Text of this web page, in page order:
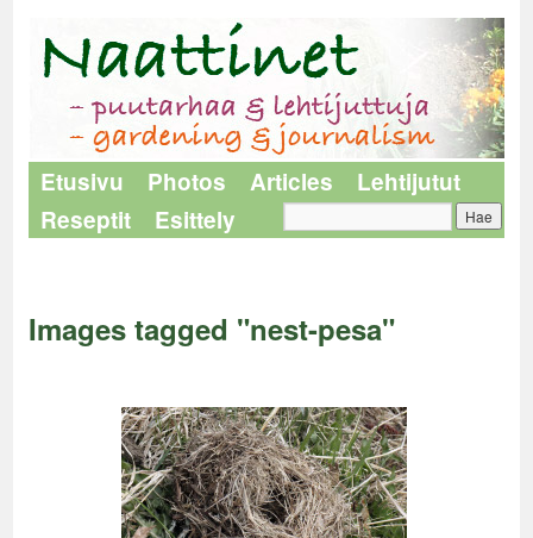
Etusivu Photos Articles
Lehtijutut
Reseptit
Esittely
Images tagged "nest-pesa"